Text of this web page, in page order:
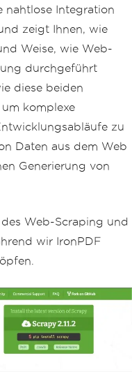
nahtlose Integration
zeigt Ihnen, wie
Weise, wie Web-
durchgeführt
diese beiden
komplexe
zu
Daten aus dem Web
Generierung von
Web-Scraping und
wir IronPDF